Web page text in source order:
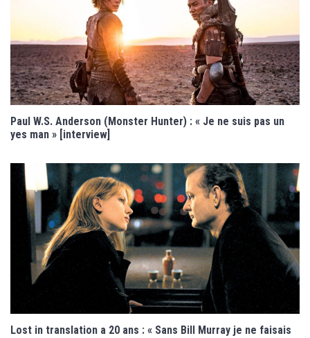
Paul W.S. Anderson (Monster Hunter) : « Je ne suis pas un
yes man » [interview]
Lost in translation a 20 ans : « Sans Bill Murray je ne faisais